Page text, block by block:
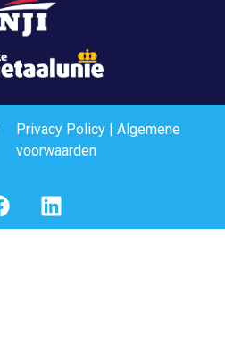
Privacy Policy| Algemene
voorwaarden